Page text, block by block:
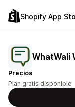
Shopify App
WhatWali
Precios
Plan gratis disponible